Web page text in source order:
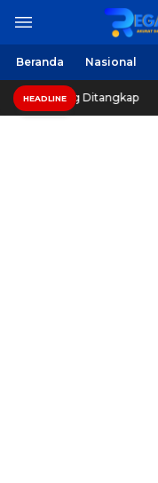
Beranda Nasional
HEADLINE
Ditangkap